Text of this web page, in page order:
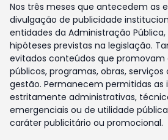
Nos três meses que antecedem as
divulgação de publicidade
entidades da Administração Pública,
hipóteses previstas na legislação.
evitados conteúdos que promovam
públicos, programas, obras, serviços
gestão. Permanecem permitidas as
estritamente administrativas,
emergenciais ou de utilidade
caráter publicitário ou promocional.